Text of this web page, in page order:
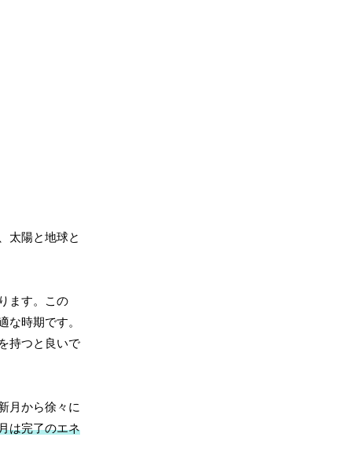
太陽と地球と
ます。この
な時期です。
持つと良いで
月から徐々に
は完了のエネ